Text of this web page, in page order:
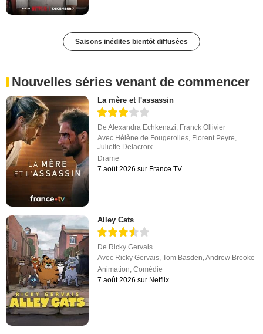
Saisons inédites bientôt diffusées
Nouvelles séries venant de commencer
La mère et l'assassin
DeAlexandra Echkenazi, Franck Ollivier
Avec Hélène de Fougerolles, Florent Peyre,
Juliette Delacroix
Drame
7 août 2026 sur France.TV
Alley Cats
De Ricky Gervais
Avec Ricky Gervais ,Tom Basden ,Andrew Brooke
Animation ,Comédie
7 août 2026 sur Netflix